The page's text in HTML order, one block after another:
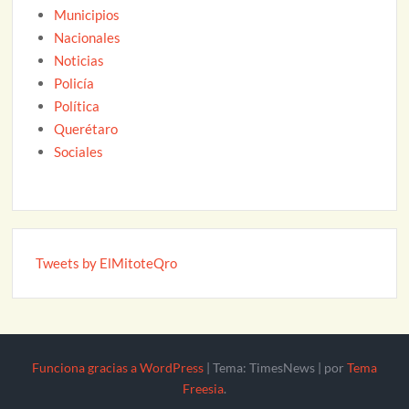
Municipios
Nacionales
Noticias
Policía
Política
Querétaro
Sociales
Tweets by ElMitoteQro
Funciona gracias a WordPress | Tema: TimesNews | por Tema
Freesia.